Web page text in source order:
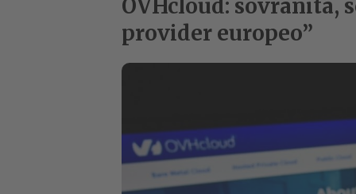
OVHcloud: sovranità,
provider europeo”